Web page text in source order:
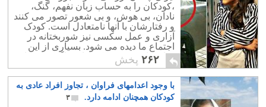
،کودکان را به حساب زبان نفهم، گنگ،
نادان، بی هوش، و بی شعور تصور می کنند
و رفتارشان با آنها نامتعادل است. کودک
آزاری و عمل سکسی نیز شوربختانه در
اجتماع ما دیده می شود. بسیاری از این
تجاوزهای به حریم کودکان، ناگفته و پنهان
می ماند.
۲۶۲ پخش
با وجود اعدامهای فراوان ، تجاوز افراد عادی به
کودکان همچنان ادامه دارد.
۳